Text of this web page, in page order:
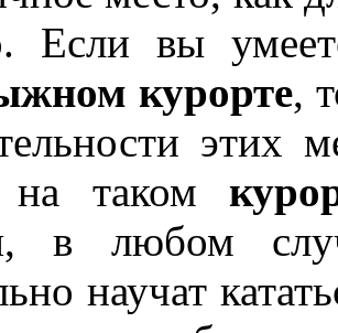
Если вы
курорте,
на таком
в любом
научат